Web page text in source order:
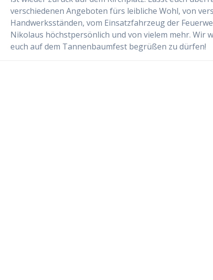
verschiedenen Angeboten fürs leibliche Wohl, von
Handwerksständen, vom Einsatzfahrzeug der
Nikolaus höchstpersönlich und von vielem mehr. Wir
euch auf dem Tannenbaumfest begrüßen zu dürfen!